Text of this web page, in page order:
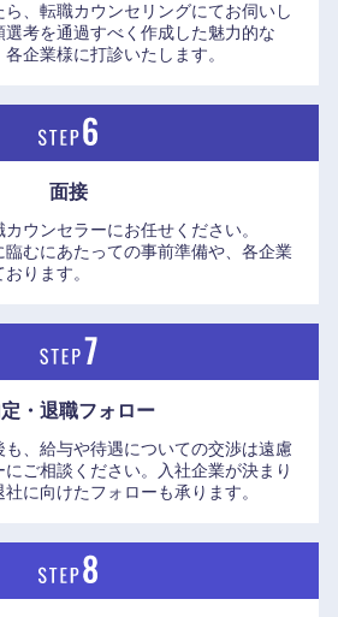
、転職カウンセリングにてお伺いし
考を通過すべく作成した魅力的な
各企業様に打診いたします。
面接
ウンセラーにお任せください。
むにあたっての事前準備や、各企業
ります。
・退職フォロー
、給与や待遇についての交渉は遠慮
ご相談ください。入社企業が決まり
に向けたフォローも承ります。
島根県
広島県
徳島県